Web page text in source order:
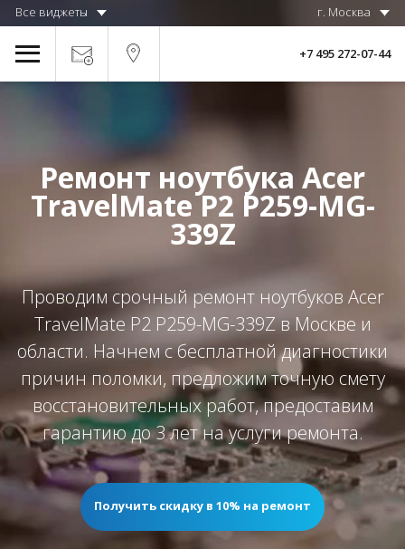
Все виджеты г. Москва
+7 495 272-07-44
Ремонт ноутбука Acer
TravelMate P2 P259-MG-
339Z
Проводим срочный ремонт ноутбуков Acer
TravelMate P2 P259-MG-339Z в Москве и
области. Начнем с бесплатной диагностики
причин поломки, предложим точную смету
восстановительных работ, предоставим
гарантию до 3 лет на услуги ремонта.
Получить скидку в 10% на ремонт